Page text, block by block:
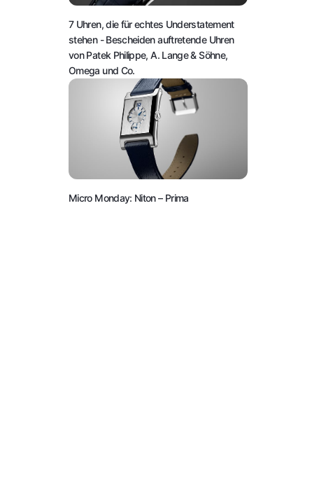
7 Uhren, die für echtes Understatement
stehen - Bescheiden auftretende Uhren
von Patek Philippe, A. Lange & Söhne,
Omega und Co.
Micro Monday: Niton – Prima